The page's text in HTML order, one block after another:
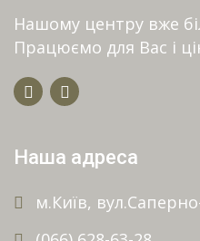
Нашому центру вже
Працюємо для Вас і
Наша адреса
м.Київ,